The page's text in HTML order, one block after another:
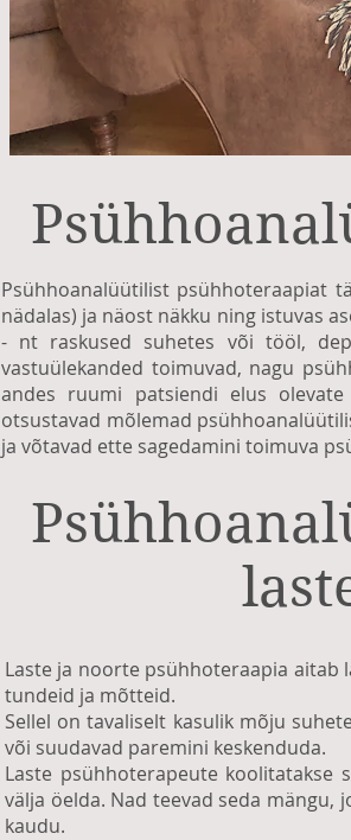
Psühhoanalüütilist psühhoteraapiat
nädalas) ja näost näkku ning istuvas
- nt raskused suhetes või tööl,
vastuülekanded toimuvad, nagu
andes ruumi patsiendi elus olevate
otsustavad mõlemad
ja võtavad ette sagedamini toimuva
Laste ja noorte psühhoteraapia aitab
tundeid ja mõtteid.
Sellel on tavaliselt kasulik mõju
või suudavad paremini keskenduda.
Laste psühhoterapeute koolitatakse
välja öelda. Nad teevad seda
kaudu.